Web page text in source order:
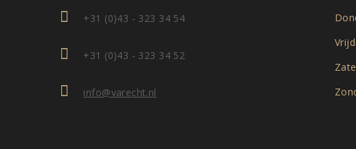
+31 (0)43 - 323 34 54
+31 (0)43 - 323 34 52
info@varecht.nl